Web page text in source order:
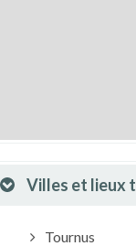
Villes et lieux
Tournus